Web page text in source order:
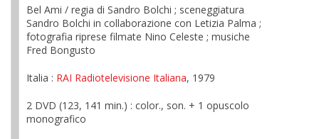
Bel Ami / regia di Sandro Bolchi ; sceneggiatura
Sandro Bolchi in collaborazione con Letizia Palma ;
fotografia riprese filmate Nino Celeste ; musiche
Fred Bongusto
Italia : RAI Radiotelevisione Italiana, 1979
2 DVD (123, 141 min.) : color., son. + 1 opuscolo
monografico